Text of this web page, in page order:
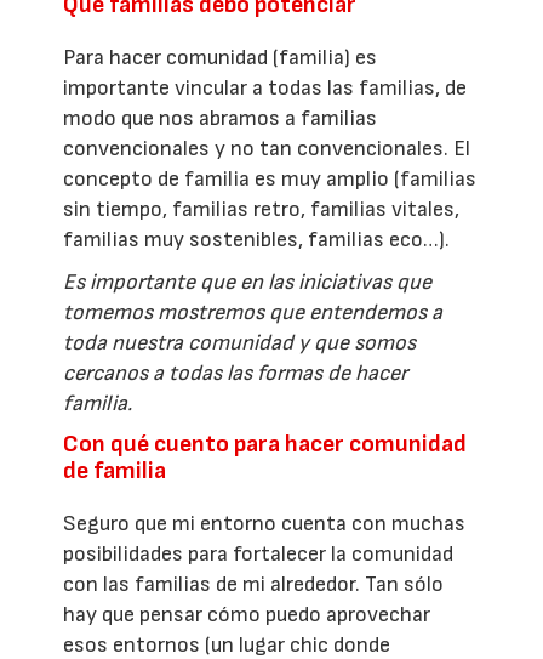
Para hacer comunidad (familia) es
importante vincular a todas las familias, de
modo que nos abramos a familias
convencionales y no tan convencionales. El
concepto de familia es muy amplio (familias
sin tiempo, familias retro, familias vitales,
familias muy sostenibles, familias eco…).
Es importante que en las iniciativas que
tomemos mostremos que entendemos a
toda nuestra comunidad y que somos
cercanos a todas las formas de hacer
familia.
Con qué cuento para hacer comunidad
de familia
Seguro que mi entorno cuenta con muchas
posibilidades para fortalecer la comunidad
con las familias de mi alrededor. Tan sólo
hay que pensar cómo puedo aprovechar
esos entornos (un lugar chic donde